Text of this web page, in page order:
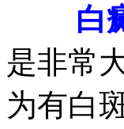
白
是非常
为有白